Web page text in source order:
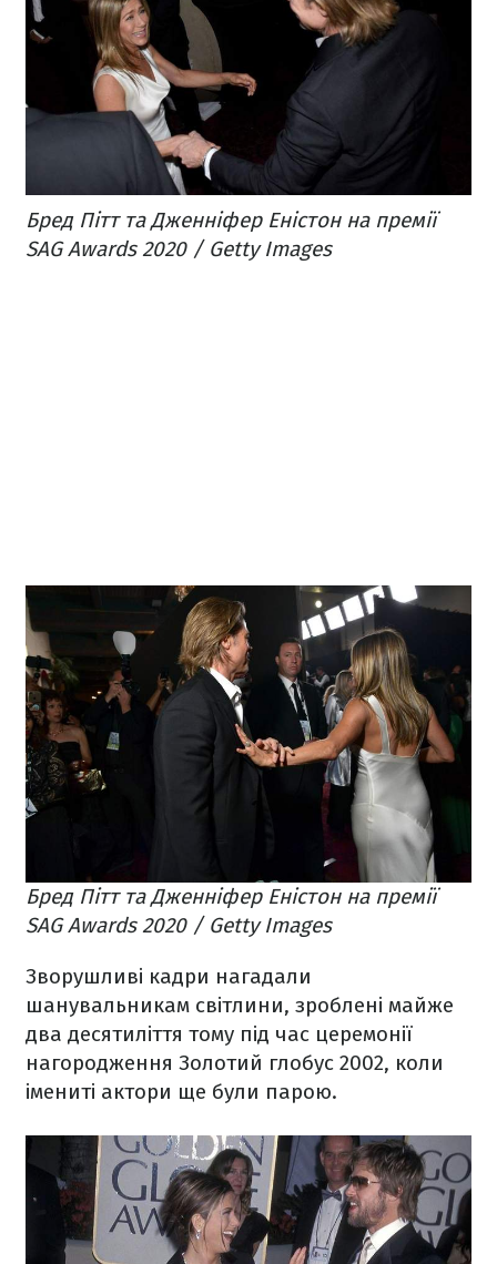
Бред Пітт та Дженніфер Еністон на премії
SAG Awards 2020 / Getty Images
Бред Пітт та Дженніфер Еністон на премії
SAG Awards 2020 / Getty Images
Зворушливі кадри нагадали
шанувальникам світлини, зроблені майже
два десятиліття тому під час церемонії
нагородження Золотий глобус 2002, коли
імениті актори ще були парою.